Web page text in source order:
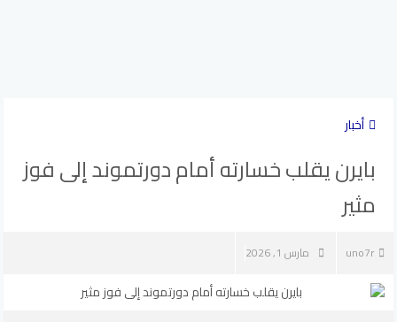
أخبار
بايرن يقلب خسارته أمام دورتموند إلى فوز
مثير
uno7r مارس 1, 2026